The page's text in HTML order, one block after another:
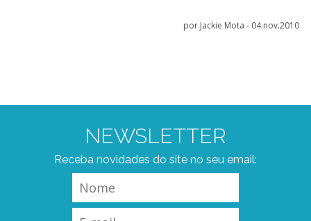
por Jackie Mota - 04.nov.2010
NEWSLETTER
Receba novidades do site no seu email: